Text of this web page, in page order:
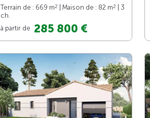
Terrain de : 669 m2 | Maison de : 82 m2
| 3
ch.
à partir de 285 800 €